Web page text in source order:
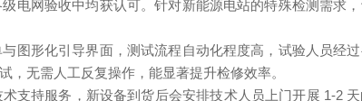
电网验收中均获认可。针对新能源电站的特殊检测需求
图形化引导界面，测试流程自动化程度高，试验人员经
，无需人工反复操作，能显著提升检修效率。
支持服务，新设备到货后会安排技术人员上门开展 1-2